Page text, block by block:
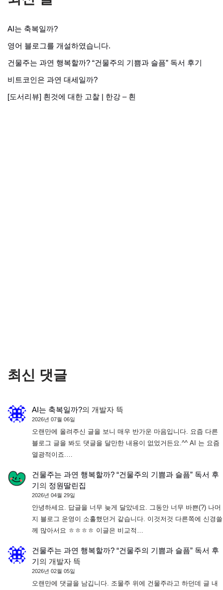
AI는 축복일까?
영어 블로그를 개설하였습니다.
건물주는 과연 행복할까? “건물주의 기쁨과 슬픔” 독서 후기
비트코인은 과연 대세일까?
[도서리뷰] 흰것에 대한 고찰 | 한강 – 흰
최신 댓글
AI는 축복일까?의 개발자 뜩
2026년 07월 06일
오랜만에 올려주신 글을 보니 매우 반가운 마음입니다. 요즘 다른
블로그 글을 봐도 댓글을 달만한 내용이 없었거든요.^^ AI 는 요즘
열광적이죠.…
건물주는 과연 행복할까? “건물주의 기쁨과 슬픔” 독서 후
기의 정원딸린집
2026년 04월 29일
안녕하세요. 답글을 너무 늦게 달았네요. 그동안 너무 바쁜(?) 나머
지 블로그 운영이 소홀했던거 같습니다. 이것저것 다른쪽에 신경쓸
께 많아서요 ㅎㅎㅎㅎ 이글은 비교적…
건물주는 과연 행복할까? “건물주의 기쁨과 슬픔” 독서 후
기의 개발자 뜩
2026년 02월 05일
오랜만에 댓글을 남깁니다. 조물주 위에 건물주라고 하던데 글 내